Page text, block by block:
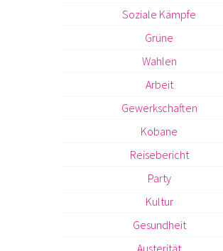
Soziale Kämpfe
Grüne
Wahlen
Arbeit
Gewerkschaften
Kobane
Reisebericht
Party
Kultur
Gesundheit